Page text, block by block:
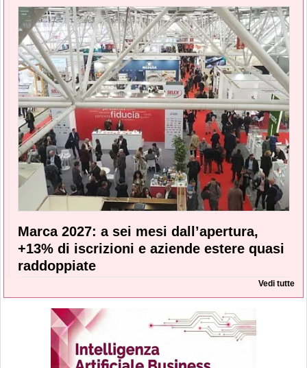
Marca 2027: a sei mesi dall’apertura,
+13% di iscrizioni e aziende estere quasi
raddoppiate
Vedi tutte